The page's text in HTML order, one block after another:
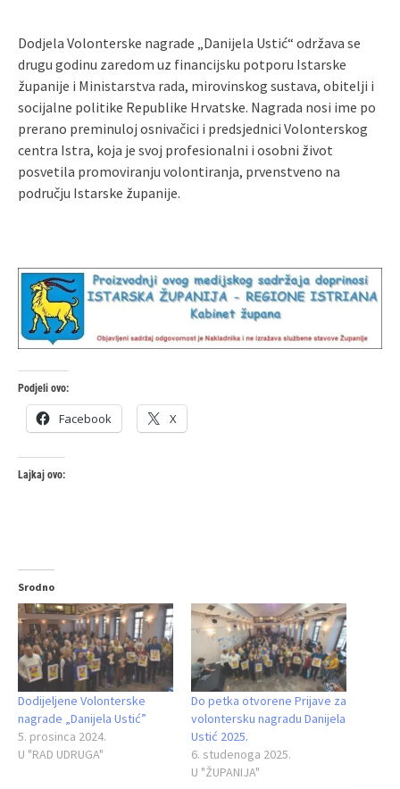
Dodjela Volonterske nagrade „Danijela Ustić“ održava se
drugu godinu zaredom uz financijsku potporu Istarske
županije i Ministarstva rada, mirovinskog sustava, obitelji i
socijalne politike Republike Hrvatske. Nagrada nosi ime po
prerano preminuloj osnivačici i predsjednici Volonterskog
centra Istra, koja je svoj profesionalni i osobni život
posvetila promoviranju volontiranja, prvenstveno na
području Istarske županije.
Podjeli ovo:
Facebook X
Lajkaj ovo:
Srodno
Dodijeljene Volonterske
nagrade „Danijela Ustić”
5. prosinca 2024.
U "RAD UDRUGA"
Do petka otvorene Prijave za
volontersku nagradu Danijela
Ustić 2025.
6. studenoga 2025.
U "ŽUPANIJA"